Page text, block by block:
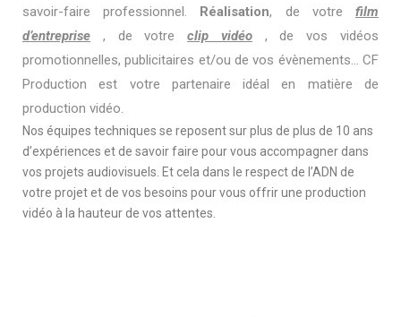
savoir-faire professionnel. Réalisation, de votrefilm
d’entreprise
, de votreclip vidéo
, de vos vidéos
promotionnelles, publicitaires et/ou de vos évènements… CF
Production est votre partenaire idéal en matière de
production vidéo.
Nos équipes techniques se reposent sur plus de plus de 10 ans
d’expériences et de savoir faire pour vous accompagner dans
vos projets audiovisuels. Et cela dans le respect de l’ADN de
votre projet et de vos besoins pour vous offrir une production
vidéo à la hauteur de vos attentes.